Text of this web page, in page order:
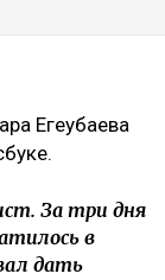
Егеубаева
За три дня
в
дать